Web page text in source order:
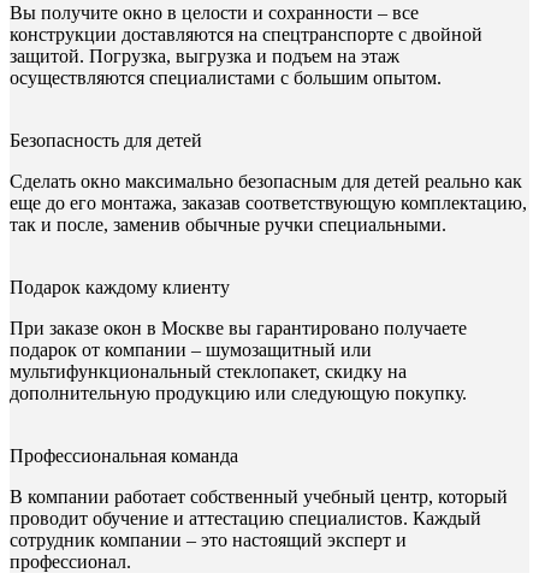
Вы получите окно в целости и сохранности – все
конструкции доставляются на спецтранспорте с двойной
защитой. Погрузка, выгрузка и подъем на этаж
осуществляются специалистами с большим опытом.
Безопасность для детей
Сделать окно максимально безопасным для детей реально как
еще до его монтажа, заказав соответствующую комплектацию,
так и после, заменив обычные ручки специальными.
Подарок каждому клиенту
При заказе окон в Москве вы гарантировано получаете
подарок от компании – шумозащитный или
мультифункциональный стеклопакет, скидку на
дополнительную продукцию или следующую покупку.
Профессиональная команда
В компании работает собственный учебный центр, который
проводит обучение и аттестацию специалистов. Каждый
сотрудник компании – это настоящий эксперт и
профессионал.